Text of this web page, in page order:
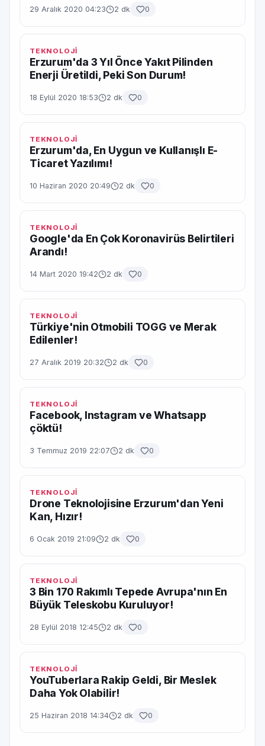
29 Aralık 2020 04:23 2 dk 0
TEKNOLOJİ
Erzurum'da 3 Yıl Önce Yakıt Pilinden
Enerji Üretildi, Peki Son Durum!
18 Eylül 2020 18:53 2 dk 0
TEKNOLOJİ
Erzurum'da, En Uygun ve Kullanışlı E-
Ticaret Yazılımı!
10 Haziran 2020 20:49 2 dk 0
TEKNOLOJİ
Google'da En Çok Koronavirüs Belirtileri
Arandı!
14 Mart 2020 19:42 2 dk 0
TEKNOLOJİ
Türkiye'nin Otmobili TOGG ve Merak
Edilenler!
27 Aralık 2019 20:32 2 dk 0
TEKNOLOJİ
Facebook, Instagram ve Whatsapp
çöktü!
3 Temmuz 2019 22:07 2 dk 0
TEKNOLOJİ
Drone Teknolojisine Erzurum'dan Yeni
Kan, Hızır!
6 Ocak 2019 21:09 2 dk 0
TEKNOLOJİ
3 Bin 170 Rakımlı Tepede Avrupa'nın En
Büyük Teleskobu Kuruluyor!
28 Eylül 2018 12:45 2 dk 0
TEKNOLOJİ
YouTuberlara Rakip Geldi, Bir Meslek
Daha Yok Olabilir!
25 Haziran 2018 14:34 2 dk 0